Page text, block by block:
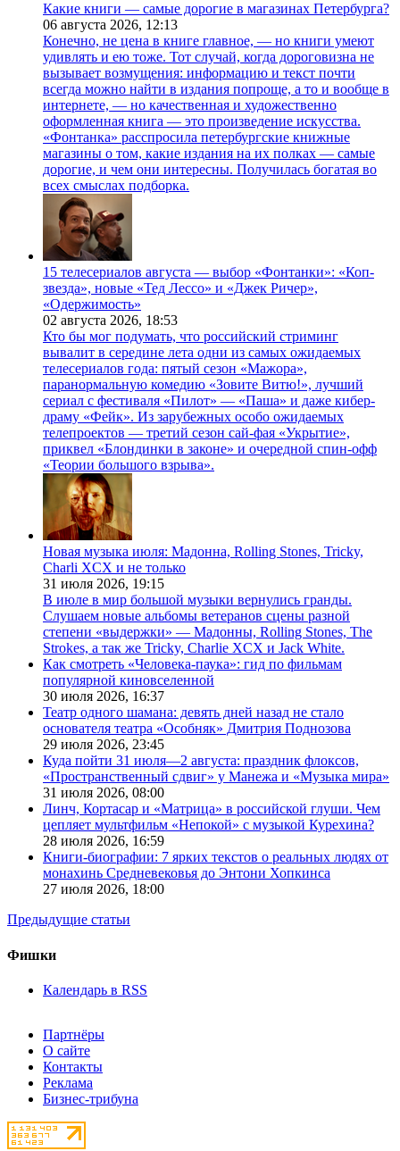
Какие книги — самые дорогие в магазинах Петербурга?
06 августа 2026, 12:13
Конечно, не цена в книге главное, — но книги умеют
удивлять и ею тоже. Тот случай, когда дороговизна не
вызывает возмущения: информацию и текст почти
всегда можно найти в издания попроще, а то и вообще в
интернете, — но качественная и художественно
оформленная книга — это произведение искусства.
«Фонтанка» расспросила петербургские книжные
магазины о том, какие издания на их полках — самые
дорогие, и чем они интересны. Получилась богатая во
всех смыслах подборка.
15 телесериалов августа — выбор «Фонтанки»: «Коп-
звезда», новые «Тед Лессо» и «Джек Ричер»,
«Одержимость»
02 августа 2026, 18:53
Кто бы мог подумать, что российский стриминг
вывалит в середине лета одни из самых ожидаемых
телесериалов года: пятый сезон «Мажора»,
паранормальную комедию «Зовите Витю!», лучший
сериал с фестиваля «Пилот» — «Паша» и даже кибер-
драму «Фейк». Из зарубежных особо ожидаемых
телепроектов — третий сезон сай-фая «Укрытие»,
приквел «Блондинки в законе» и очередной спин-офф
«Теории большого взрыва».
Новая музыка июля: Мадонна, Rolling Stones, Tricky,
Charli XCX и не только
31 июля 2026, 19:15
В июле в мир большой музыки вернулись гранды.
Слушаем новые альбомы ветеранов сцены разной
степени «выдержки» — Мадонны, Rolling Stones, The
Strokes, а так же Tricky, Charlie XCX и Jack White.
Как смотреть «Человека-паука»: гид по фильмам
популярной киновселенной
30 июля 2026, 16:37
Театр одного шамана: девять дней назад не стало
основателя театра «Особняк» Дмитрия Поднозова
29 июля 2026, 23:45
Куда пойти 31 июля—2 августа: праздник флоксов,
«Пространственный сдвиг» у Манежа и «Музыка мира»
31 июля 2026, 08:00
Линч, Кортасар и «Матрица» в российской глуши. Чем
цепляет мультфильм «Непокой» с музыкой Курехина?
28 июля 2026, 16:59
Книги-биографии: 7 ярких текстов о реальных людях от
монахинь Средневековья до Энтони Хопкинса
27 июля 2026, 18:00
Предыдущие статьи
Фишки
Календарь в RSS
Партнёры
О сайте
Контакты
Реклама
Бизнес-трибуна